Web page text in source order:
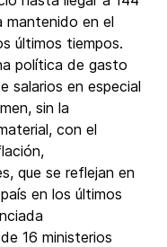
mantenido en el
últimos tiempos.
política de gasto
salarios en especial
sin la
con el
que se reflejan en
en los últimos
16 ministerios